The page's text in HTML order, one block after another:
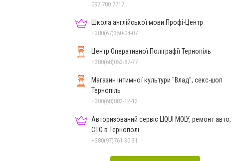
097 700 7717
Школа англійської мови Профі-Центр
+380(67)350-04-07
Центр Оперативної Поліграфії Тернопіль
+380(68)052-87-77
Магазин інтимної культури "Влад", секс-шоп
Тернопіль
+380(68)882-12-12
Авторизований сервіс LIQUI MOLY, ремонт авто,
СТО в Тернополі
+380(97)761-30-31